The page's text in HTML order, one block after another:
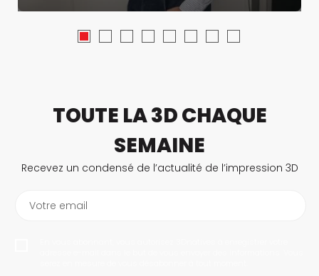
TOUTE LA 3D CHAQUE
SEMAINE
Recevez un condensé de l’actualité de l’impression 3D
Votre email